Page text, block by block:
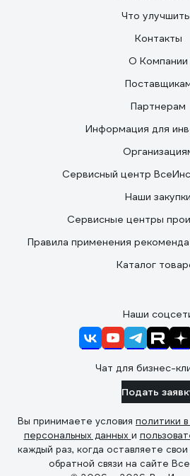
Что
Контакты
О Компании
Партнерам
Информация для
Сервисный центр
Наши закупки
Сервисные центры
Правила применения
Каталог
Наши
Чат для бизнес-
Подать
Вы принимаете условия политики
персональных данных и
каждый раз, когда оставляете
обратной связи на сайте